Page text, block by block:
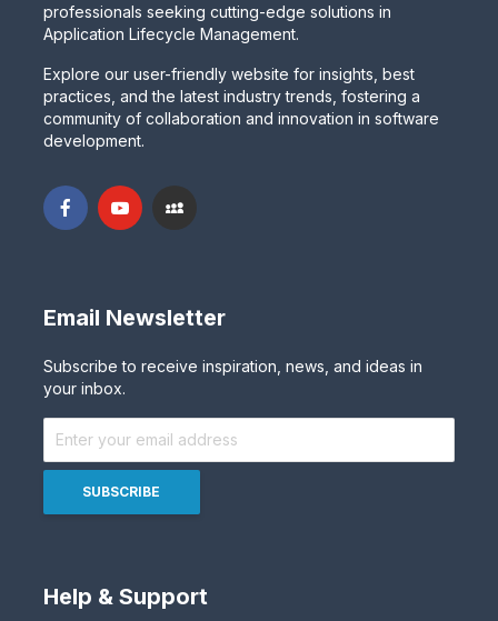
professionals seeking cutting-edge solutions in
Application Lifecycle Management.
Explore our user-friendly website for insights, best
practices, and the latest industry trends, fostering a
community of collaboration and innovation in software
development.
Email Newsletter
Subscribe to receive inspiration, news, and ideas in
your inbox.
Help & Support